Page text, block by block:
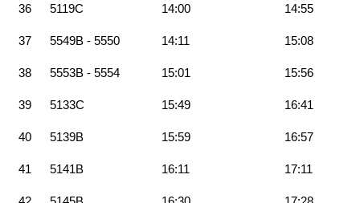
36 5119C 14:00 14:55
37 5549B - 5550 14:11 15:08
38 5553B - 5554 15:01 15:56
39 5133C 15:49 16:41
40 5139B 15:59 16:57
41 5141B 16:11 17:11